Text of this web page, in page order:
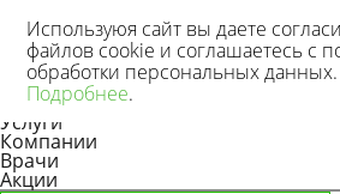
Новости
Статьи
Услуги
Компании
Врачи
Акции
Используюя сайт вы даете
файлов cookie и соглашаетесь с
обработки персональных данных.
Подробнее.